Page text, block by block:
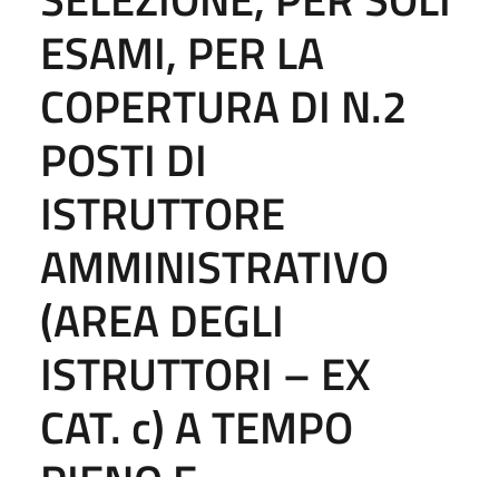
ESAMI, PER LA
COPERTURA DI N.2
POSTI DI
ISTRUTTORE
AMMINISTRATIVO
(AREA DEGLI
ISTRUTTORI – EX
CAT. c) A TEMPO